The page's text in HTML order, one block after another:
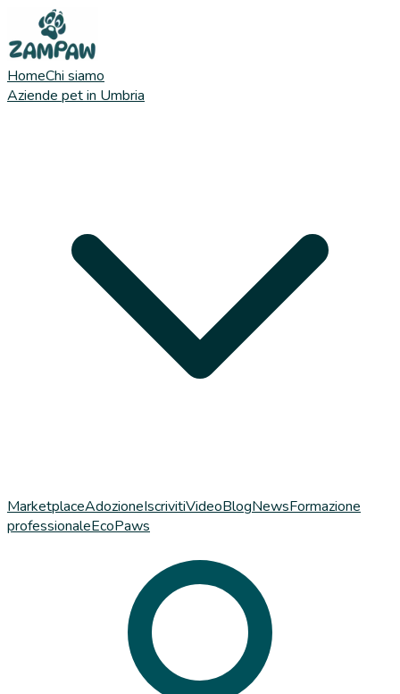
HomeChi siamo
Aziende pet in Umbria
MarketplaceAdozioneIscrivitiVideoBlogNewsFormazione
professionaleEcoPaws